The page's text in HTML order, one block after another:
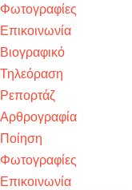
Φωτογραφίες
Επικοινωνία
Βιογραφικό
Τηλεόραση
Ρεπορτάζ
Αρθρογραφία
Ποίηση
Φωτογραφίες
Επικοινωνία